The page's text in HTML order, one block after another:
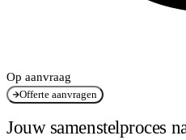
Op aanvraag
Offerte aanvragen
Jouw samenstelproces